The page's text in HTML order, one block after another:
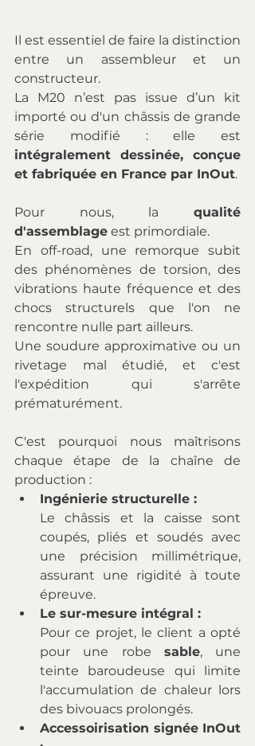
Il est essentiel de faire la distinction
entre un assembleur et un
constructeur.
La M20 n’est pas issue d’un kit
importé ou d'un châssis de grande
intégralement dessinée, conçue
et fabriquée en France par InOut.
Pour nous, la qualité
d'assemblage est primordiale.
En off-road, une remorque subit
des phénomènes de torsion, des
vibrations haute fréquence et des
chocs structurels que l'on ne
rencontre nulle part ailleurs.
Une soudure approximative ou un
rivetage mal étudié, et c'est
l'expédition qui s'arrête
prématurément.
C'est pourquoi nous maîtrisons
chaque étape de la chaîne de
production :
Ingénierie structurelle :
Le châssis et la caisse sont
coupés, pliés et soudés avec
une précision millimétrique,
assurant une rigidité à toute
épreuve.
Le sur-mesure intégral :
Pour ce projet, le client a opté
pour une robe sable, une
teinte baroudeuse qui limite
l'accumulation de chaleur lors
des bivouacs prolongés.
Accessoirisation signée InOut